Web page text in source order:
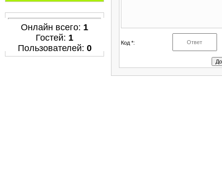
Онлайн всего: 1
Гостей: 1
Пользователей: 0
Код *: